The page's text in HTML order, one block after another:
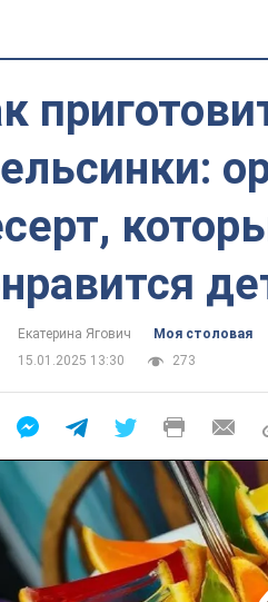
Екатерина Ягович
Моя столовая
15.01.2025 13:30
273